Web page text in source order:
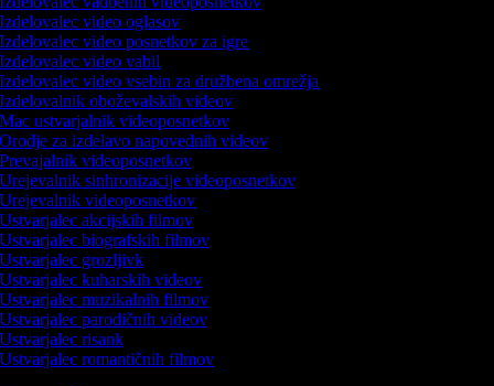
video oglasov
video posnetkov za igre
video vabil
video vsebin za družbena omrežja
oboževalskih videov
ustvarjalnik videoposnetkov
za izdelavo napovednih videov
videoposnetkov
sinhronizacije videoposnetkov
videoposnetkov
akcijskih filmov
biografskih filmov
grozljivk
kuharskih videov
muzikalnih filmov
parodičnih videov
risank
romantičnih filmov